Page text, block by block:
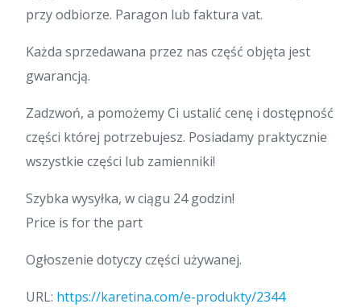
przy odbiorze. Paragon lub faktura vat.
Każda sprzedawana przez nas część objęta jest
gwarancją.
Zadzwoń, a pomożemy Ci ustalić cenę i dostępność
części której potrzebujesz. Posiadamy praktycznie
wszystkie części lub zamienniki!
Szybka wysyłka, w ciągu 24 godzin!
Price is for the part
Ogłoszenie dotyczy części używanej.
URL: https://karetina.com/e-produkty/2344